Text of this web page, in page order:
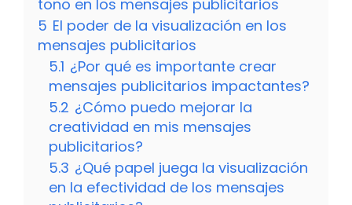
tono en los mensajes publicitarios
5 El poder de la visualización en los
mensajes publicitarios
5.1 ¿Por qué es importante crear
mensajes publicitarios impactantes?
5.2 ¿Cómo puedo mejorar la
creatividad en mis mensajes
publicitarios?
5.3 ¿Qué papel juega la visualización
en la efectividad de los mensajes